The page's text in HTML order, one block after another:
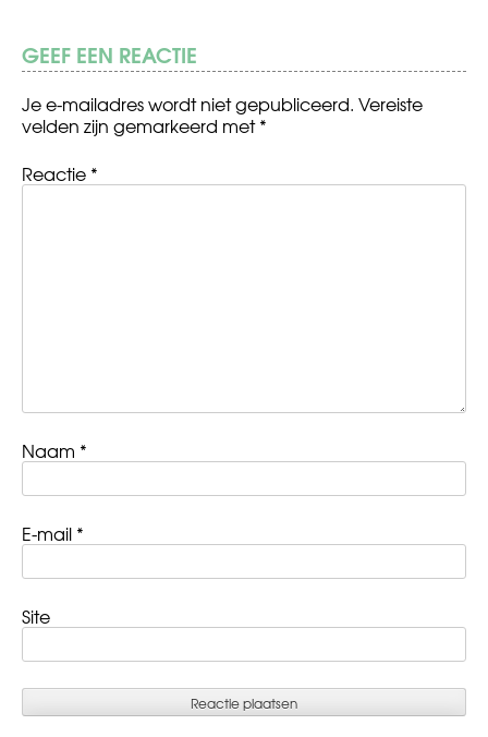
GEEF EEN REACTIE
Je e-mailadres wordt niet gepubliceerd. Vereiste
velden zijn gemarkeerd met*
Reactie *
Naam *
E-mail *
Site